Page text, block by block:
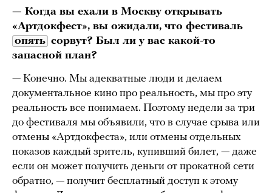
— Когда вы ехали в Москву открывать
«Артдокфест», вы ожидали, что фестиваль
опять сорвут? Был ли у вас какой-то
запасной план?
— Конечно. Мы адекватные люди и делаем
документальное кино про реальность, мы про эту
реальность все понимаем. Поэтому недели за три
до фестиваля мы объявили, что в случае срыва или
отмены «Артдокфеста», или отмены отдельных
показов каждый зритель, купивший билет, — даже
если он может получить деньги от прокатной сети
обратно, — получит бесплатный доступ к этому